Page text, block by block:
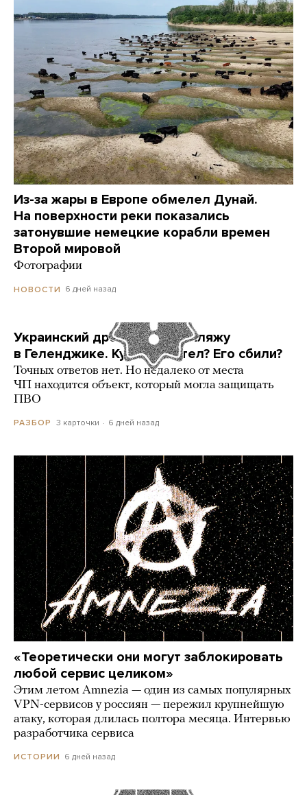
Из-за жары в Европе обмелел Дунай.
На поверхности реки показались
затонувшие немецкие корабли времен
Второй мировой
Фотографии
НОВОСТИ 6 дней назад
Украинский дрон попал по пляжу
в Геленджике. Куда он летел? Его сбили?
Точных ответов нет. Но недалеко от места
ЧП находится объект, который могла защищать
ПВО
РАЗБОР 3 карточки 6 дней назад
«Теоретически они могут заблокировать
любой сервис целиком»
Этим летом Amnezia — один из самых популярных
VPN-сервисов у россиян — пережил крупнейшую
атаку, которая длилась полтора месяца. Интервью
разработчика сервиса
ИСТОРИИ 6 дней назад